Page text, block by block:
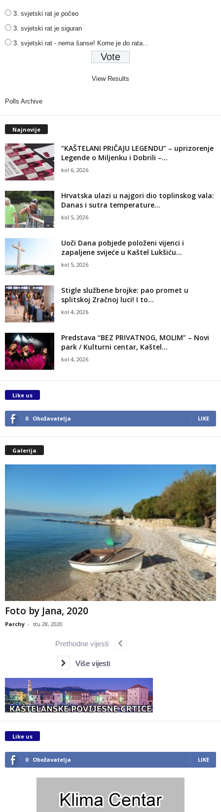
3. svjetski rat je počeo
3. svjetski rat je siguran
3. svjetski rat - nema šanse! Kome je do rata...
View Results
Polls Archive
Najnovije
“KAŠTELANI PRIČAJU LEGENDU” – uprizorenje
Legende o Miljenku i Dobrili –...
kol 6, 2026
Hrvatska ulazi u najgori dio toplinskog vala:
Danas i sutra temperature...
kol 5, 2026
Uoči Dana pobjede položeni vijenci i
zapaljene svijeće u Kaštel Lukšiću...
kol 5, 2026
Stigle službene brojke: pao promet u
splitskoj Zračnoj luci! I to...
kol 4, 2026
Predstava “BEZ PRIVATNOG, MOLIM” – Novi
park / Kulturni centar, Kaštel...
kol 4, 2026
Like us
0 Obožavatelja LIKE
Galerija
Foto by Jana, 2020
Parchy - stu 28, 2020
Prethodne vijesti
Više vijesti
Like us
0 Obožavatelja LIKE